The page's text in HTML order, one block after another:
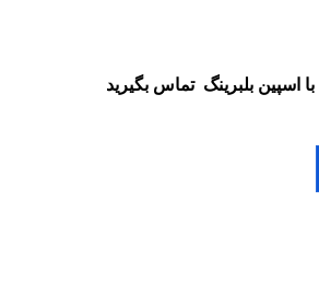
با اسپین بلبرینگ تماس بگیرید